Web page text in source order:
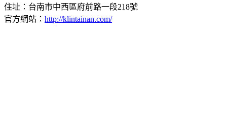
住址：台南市中西區府前路一段218號
官方網站： http://klintainan.com/